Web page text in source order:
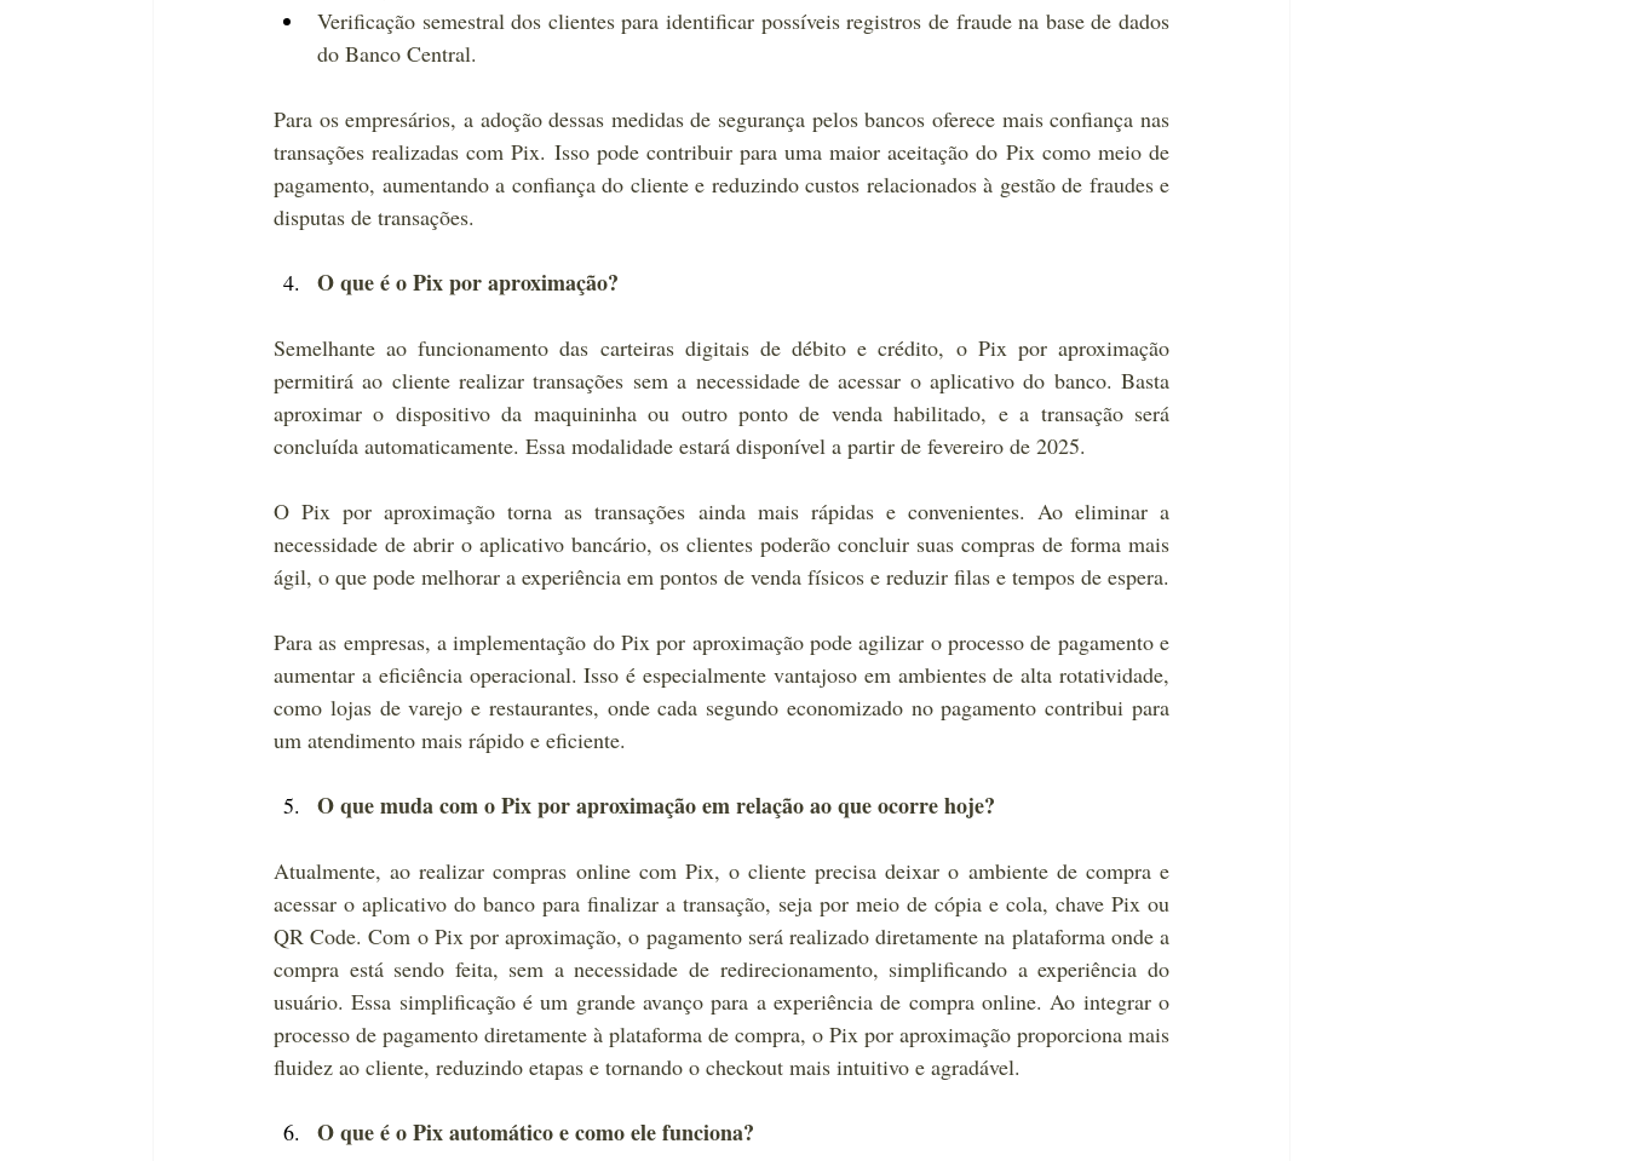
Verificação semestral dos clientes para identificar possíveis registros de fraude na base de dados
do Banco Central.
Para os empresários, a adoção dessas medidas de segurança pelos bancos oferece mais confiança nas
transações realizadas com Pix. Isso pode contribuir para uma maior aceitação do Pix como meio de
pagamento, aumentando a confiança do cliente e reduzindo custos relacionados à gestão de fraudes e
disputas de transações.
O que é o Pix por aproximação?
Semelhante ao funcionamento das carteiras digitais de débito e crédito, o Pix por aproximação
permitirá ao cliente realizar transações sem a necessidade de acessar o aplicativo do banco. Basta
aproximar o dispositivo da maquininha ou outro ponto de venda habilitado, e a transação será
concluída automaticamente. Essa modalidade estará disponível a partir de fevereiro de 2025.
O Pix por aproximação torna as transações ainda mais rápidas e convenientes. Ao eliminar a
necessidade de abrir o aplicativo bancário, os clientes poderão concluir suas compras de forma mais
ágil, o que pode melhorar a experiência em pontos de venda físicos e reduzir filas e tempos de espera.
Para as empresas, a implementação do Pix por aproximação pode agilizar o processo de pagamento e
aumentar a eficiência operacional. Isso é especialmente vantajoso em ambientes de alta rotatividade,
como lojas de varejo e restaurantes, onde cada segundo economizado no pagamento contribui para
um atendimento mais rápido e eficiente.
O que muda com o Pix por aproximação em relação ao que ocorre hoje?
Atualmente, ao realizar compras online com Pix, o cliente precisa deixar o ambiente de compra e
acessar o aplicativo do banco para finalizar a transação, seja por meio de cópia e cola, chave Pix ou
QR Code. Com o Pix por aproximação, o pagamento será realizado diretamente na plataforma onde a
compra está sendo feita, sem a necessidade de redirecionamento, simplificando a experiência do
usuário. Essa simplificação é um grande avanço para a experiência de compra online. Ao integrar o
processo de pagamento diretamente à plataforma de compra, o Pix por aproximação proporciona mais
fluidez ao cliente, reduzindo etapas e tornando o checkout mais intuitivo e agradável.
O que é o Pix automático e como ele funciona?